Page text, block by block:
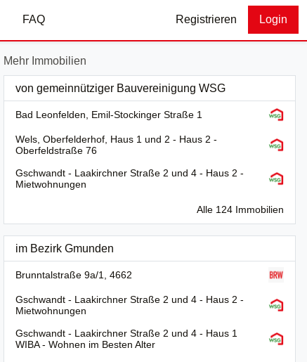
FAQ Registrieren Login
Mehr Immobilien
von gemeinnütziger Bauvereinigung WSG
Bad Leonfelden, Emil-Stockinger Straße 1
Wels, Oberfelderhof, Haus 1 und 2 - Haus 2 -
Oberfeldstraße 76
Gschwandt - Laakirchner Straße 2 und 4 - Haus 2 -
Mietwohnungen
Alle 124 Immobilien
im Bezirk Gmunden
Brunntalstraße 9a/1, 4662
Gschwandt - Laakirchner Straße 2 und 4 - Haus 2 -
Mietwohnungen
Gschwandt - Laakirchner Straße 2 und 4 - Haus 1
WIBA - Wohnen im Besten Alter